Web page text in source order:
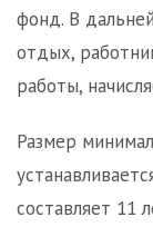
фонд. В
отдых,
работы,
Размер
составляет 11